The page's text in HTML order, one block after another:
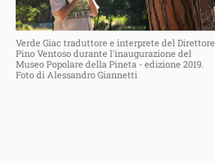
Verde Giac traduttore e interprete del Direttore
Pino Ventoso durante l'inaugurazione del
Museo Popolare della Pineta - edizione 2019.
Foto di Alessandro Giannetti